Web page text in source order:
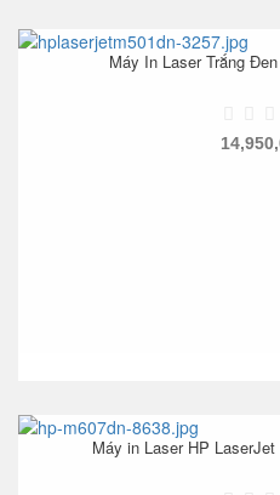
Máy In Laser Trắng
Máy in Laser HP